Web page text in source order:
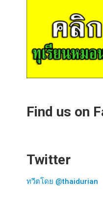
Find us on
Twitter
ทวีตโดย @thaidurian